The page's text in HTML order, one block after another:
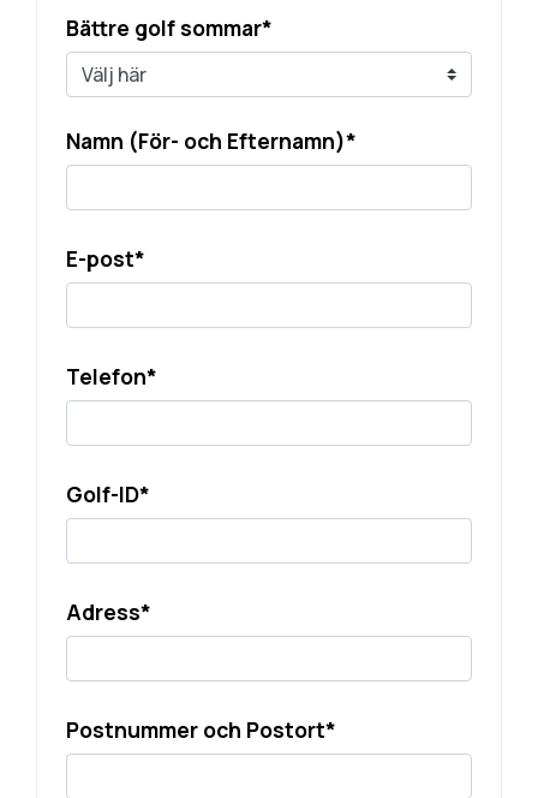
Bättre golf sommar*
Namn (För- och Efternamn)*
E-post*
Telefon*
Golf-ID*
Adress*
Postnummer och Postort*